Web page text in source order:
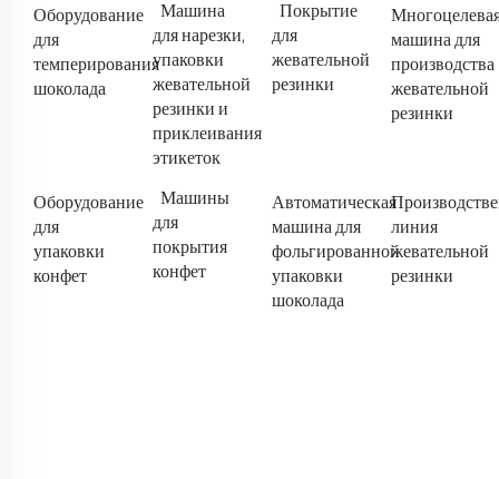
Оборудование
для
темперирования
шоколада
Машина
для нарезки,
упаковки
жевательной
резинки и
приклеивания
этикеток
Покрытие
для
жевательной
резинки
машина для
производства
жевательной
резинки
Оборудование
для
упаковки
конфет
Машины
для
покрытия
конфет
Автоматическая
машина для
фольгированной
упаковки
шоколада
линия
жевательной
резинки